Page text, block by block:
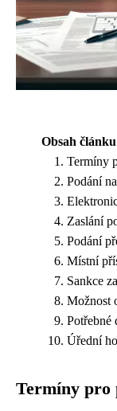
Obsah
Termíny
Podání
Zaslání
Podání
Místní
Sankce
Možnost
Potřebné
Úřední
Termíny pro